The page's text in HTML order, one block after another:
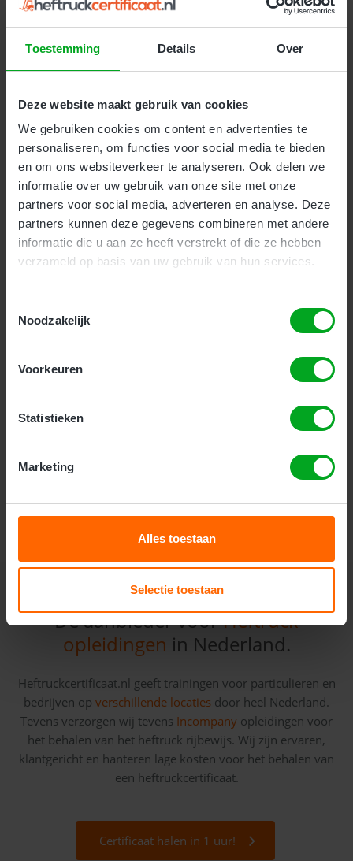
Toestemming Details Over
Deze website maakt gebruik van cookies
We gebruiken cookies om content en advertenties te
personaliseren, om functies voor social media te bieden
en om ons websiteverkeer te analyseren. Ook delen we
informatie over uw gebruik van onze site met onze
partners voor social media, adverteren en analyse. Deze
partners kunnen deze gegevens combineren met andere
informatie die u aan ze heeft verstrekt of die ze hebben
verzameld op basis van uw gebruik van hun services.
Noodzakelijk
Voorkeuren
Statistieken
Marketing
Alles toestaan
Selectie toestaan
onderhoud en de praktijk. Deze cursus duurt 2
aaneengesloten dagen.
Veilig werken met de heftruck en
reachtruck
Deze cursus is geschikt voor beginnende heftruck en
ervaring. Deze veiligheidsopleiding gaat dieper in op
veiligheid, onderhoud en de praktijk. Deze cursus
Dé aanbieder voorHeftruck
opleidingen in Nederland.
Heftruckcertificaat.nl geeft trainingen voor particulieren en
bedrijven op verschillende locaties door heel Nederland.
Tevens verzorgen wij tevens Incompany opleidingen voor
het behalen van het heftruck rijbewijs. Wij zijn ervaren,
klantgericht en hanteren lage kosten voor het behalen van
een heftruckcertificaat.
Certificaat halen in 1 uur!